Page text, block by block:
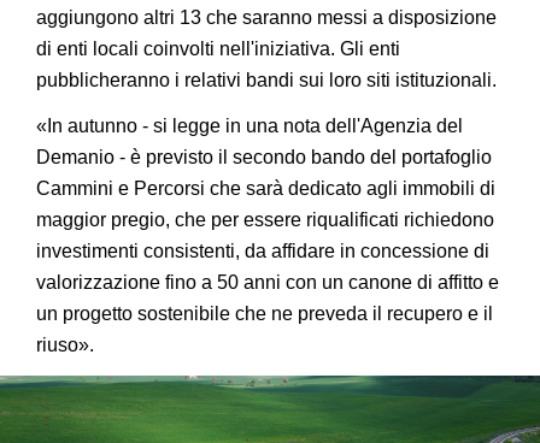
aggiungono altri 13 che saranno messi a disposizione
di enti locali coinvolti nell'iniziativa. Gli enti
pubblicheranno i relativi bandi sui loro siti istituzionali.
«In autunno - si legge in una nota dell'Agenzia del
Demanio - è previsto il secondo bando del portafoglio
Cammini e Percorsi che sarà dedicato agli immobili di
maggior pregio, che per essere riqualificati richiedono
investimenti consistenti, da affidare in concessione di
valorizzazione fino a 50 anni con un canone di affitto e
un progetto sostenibile che ne preveda il recupero e il
riuso».